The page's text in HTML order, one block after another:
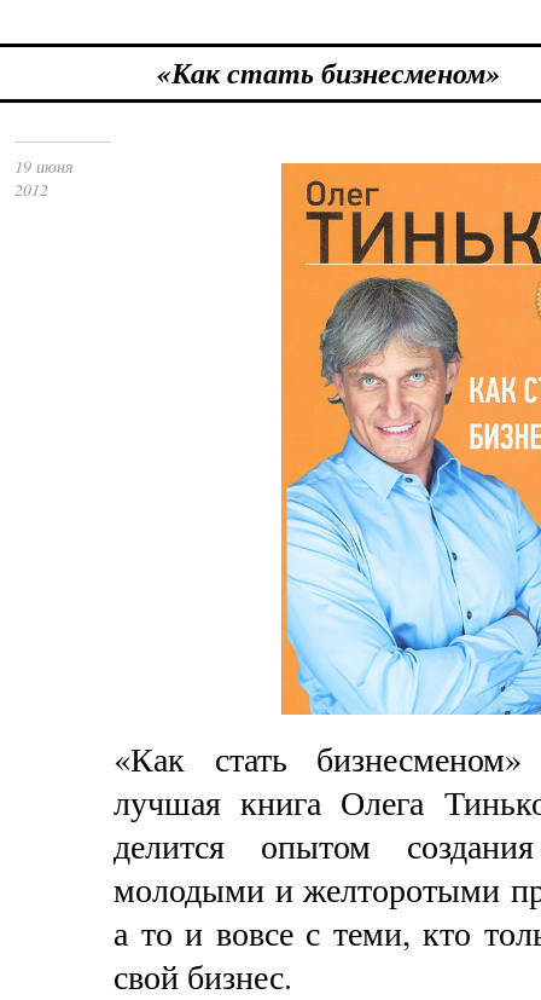
«Как стать бизнесменом»
19 июня
2012
«Как стать
лучшая книга Олега
делится опытом
молодыми и желторотыми
а то и вовсе с теми, кто
свой бизнес.